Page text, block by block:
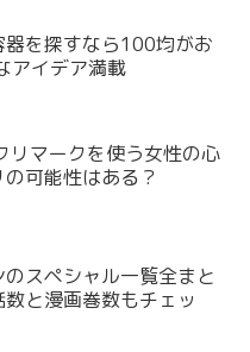
器を探すなら100均がお
アイデア満載
リマークを使う女性の心
可能性はある？
スペシャル一覧全まと
と漫画巻数もチェッ